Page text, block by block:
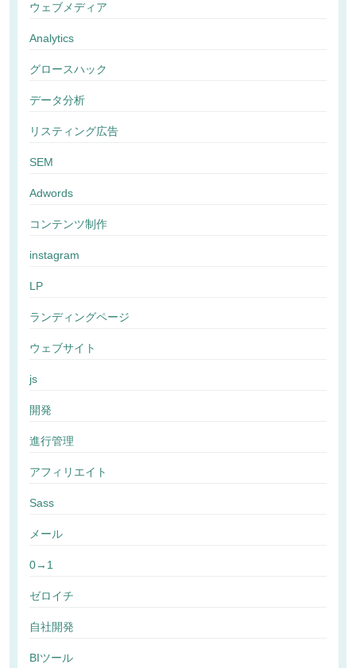
ウェブメディア
Analytics
グロースハック
データ分析
リスティング広告
SEM
Adwords
コンテンツ制作
instagram
LP
ランディングページ
ウェブサイト
js
開発
進行管理
アフィリエイト
Sass
メール
0→1
ゼロイチ
自社開発
BIツール